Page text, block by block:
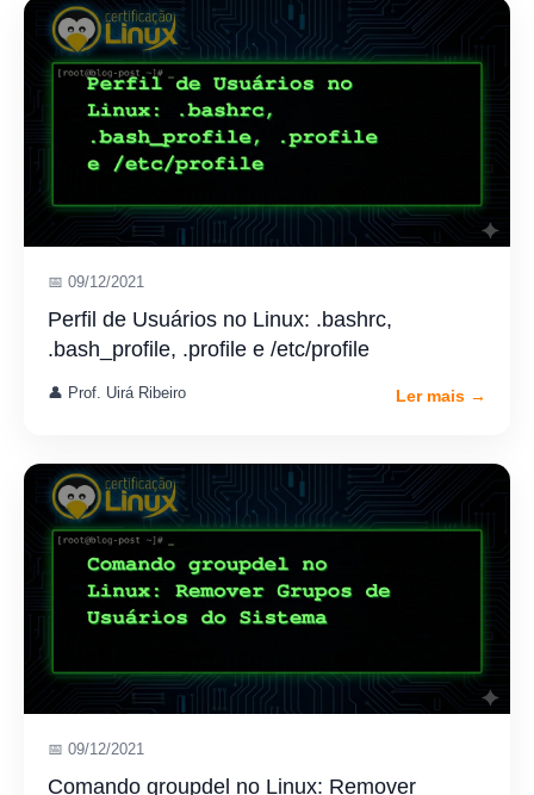
📅 09/12/2021
Perfil de Usuários no Linux: .bashrc,
.bash_profile, .profile e /etc/profile
👤 Prof. Uirá Ribeiro Ler mais →
📅 09/12/2021
Comando groupdel no Linux: Remover